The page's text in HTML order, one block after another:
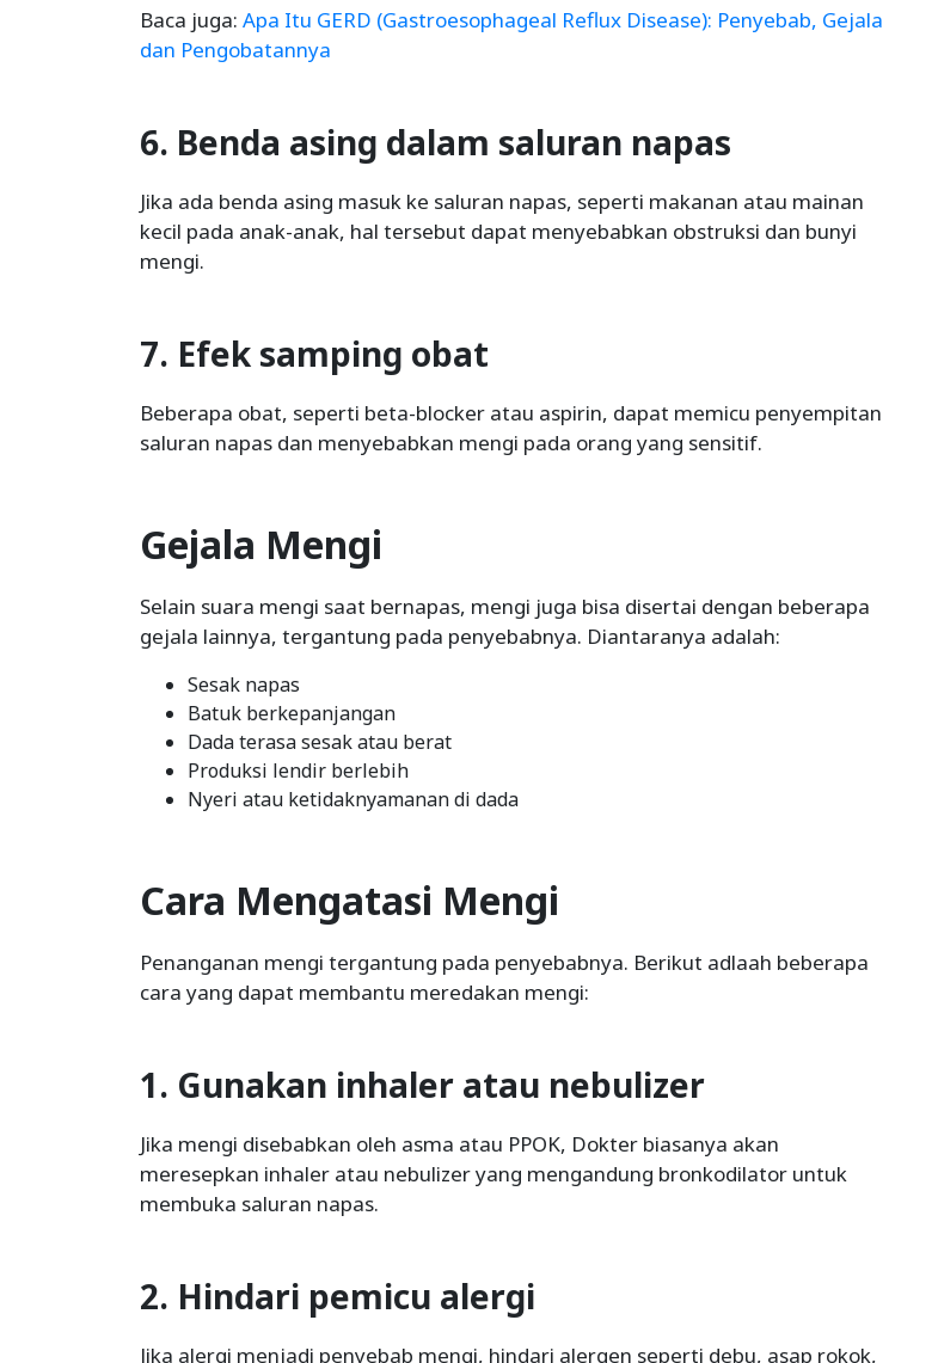
Baca juga: Apa Itu GERD (Gastroesophageal Reflux Disease): Penyebab, Gejala
dan Pengobatannya
6. Benda asing dalam saluran napas
Jika ada benda asing masuk ke saluran napas, seperti makanan atau mainan
kecil pada anak-anak, hal tersebut dapat menyebabkan obstruksi dan bunyi
mengi.
7. Efek samping obat
Beberapa obat, seperti beta-blocker atau aspirin, dapat memicu penyempitan
saluran napas dan menyebabkan mengi pada orang yang sensitif.
Gejala Mengi
Selain suara mengi saat bernapas, mengi juga bisa disertai dengan beberapa
gejala lainnya, tergantung pada penyebabnya. Diantaranya adalah:
Sesak napas
Batuk berkepanjangan
Dada terasa sesak atau berat
Produksi lendir berlebih
Nyeri atau ketidaknyamanan di dada
Cara Mengatasi Mengi
Penanganan mengi tergantung pada penyebabnya. Berikut adlaah beberapa
cara yang dapat membantu meredakan mengi:
1. Gunakan inhaler atau nebulizer
Jika mengi disebabkan oleh asma atau PPOK, Dokter biasanya akan
meresepkan inhaler atau nebulizer yang mengandung bronkodilator untuk
membuka saluran napas.
2. Hindari pemicu alergi
Jika alergi menjadi penyebab mengi, hindari alergen seperti debu, asap rokok,